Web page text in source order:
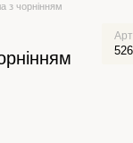
з чорнінням